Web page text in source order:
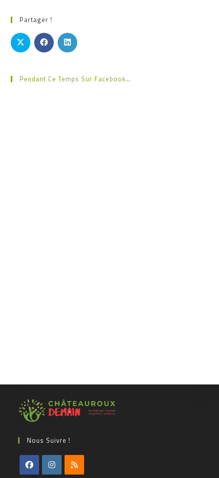
Partager !
Pendant Ce Temps Sur Facebook…
Nous Suivre !